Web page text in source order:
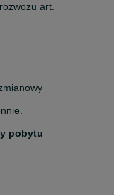
art.
pobytu